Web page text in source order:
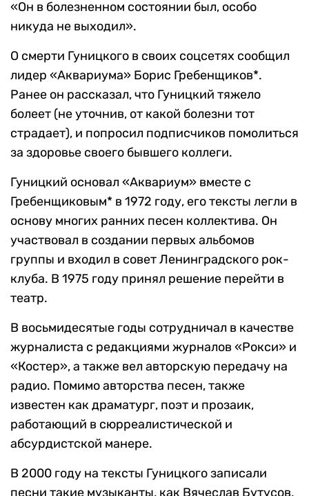
«Он в болезненном состоянии был, особо
никуда не выходил».
О смерти Гуницкого в своих соцсетях сообщил
лидер «Аквариума» Борис Гребенщиков*.
Ранее он рассказал, что Гуницкий тяжело
болеет (не уточнив, от какой болезни тот
страдает), и попросил подписчиков помолиться
за здоровье своего бывшего коллеги.
Гуницкий основал «Аквариум» вместе с
Гребенщиковым* в 1972 году, его тексты легли в
основу многих ранних песен коллектива. Он
участвовал в создании первых альбомов
группы и входил в совет Ленинградского рок-
клуба. В 1975 году принял решение перейти в
театр.
В восьмидесятые годы сотрудничал в качестве
журналиста с редакциями журналов «Рокси» и
«Костер», а также вел авторскую передачу на
радио. Помимо авторства песен, также
известен как драматург, поэт и прозаик,
работающий в сюрреалистической и
абсурдистской манере.
В 2000 году на тексты Гуницкого записали
песни такие музыканты, как Вячеслав Бутусов,